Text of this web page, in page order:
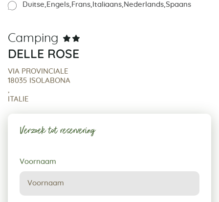
Duitse Engels Frans Italiaans Nederlands Spaans
Camping
DELLE ROSE
VIA PROVINCIALE
18035 ISOLABONA
ITALIE
Verzoek tot reservering
Verzoek
tot
reservering
Voornaam